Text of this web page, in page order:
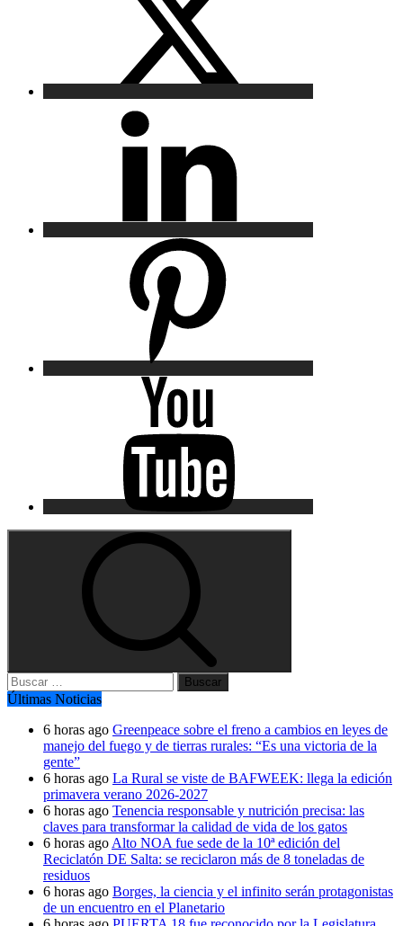
Buscar:
Últimas Noticias
6 horas ago Greenpeace sobre el freno a cambios en leyes de
manejo del fuego y de tierras rurales: “Es una victoria de la
gente”
6 horas ago La Rural se viste de BAFWEEK: llega la edición
primavera verano 2026-2027
6 horas ago Tenencia responsable y nutrición precisa: las
claves para transformar la calidad de vida de los gatos
6 horas ago Alto NOA fue sede de la 10ª edición del
Reciclatón DE Salta: se reciclaron más de 8 toneladas de
residuos
6 horas ago Borges, la ciencia y el infinito serán protagonistas
de un encuentro en el Planetario